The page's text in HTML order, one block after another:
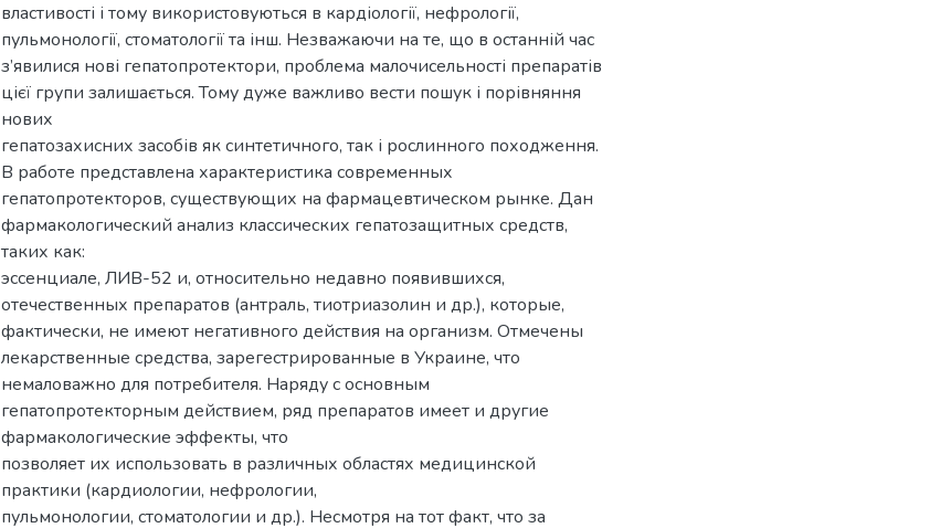
властивості і тому використовуються в кардіології, нефрології,
пульмонології, стоматології та інш. Незважаючи на те, що в останній час
з’явилися нові гепатопротектори, проблема малочисельності препаратів
цієї групи залишається. Тому дуже важливо вести пошук і порівняння
нових
гепатозахисних засобів як синтетичного, так і рослинного походження.
В работе представлена характеристика современных
гепатопротекторов, существующих на фармацевтическом рынке. Дан
фармакологический анализ классических гепатозащитных средств,
таких как:
эссенциале, ЛИВ-52 и, относительно недавно появившихся,
отечественных препаратов (антраль, тиотриазолин и др.), которые,
фактически, не имеют негативного действия на организм. Отмечены
лекарственные средства, зарегестрированные в Украине, что
немаловажно для потребителя. Наряду с основным
гепатопротекторным действием, ряд препаратов имеет и другие
фармакологические эффекты, что
позволяет их использовать в различных областях медицинской
практики (кардиологии, нефрологии,
пульмонологии, стоматологии и др.). Несмотря на тот факт, что за